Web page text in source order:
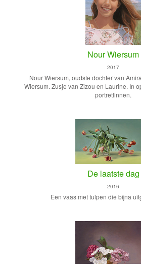
Nour Wiersum
2017
Nour Wiersum, oudste dochter van
Wiersum. Zusje van Zizou en Laurine. In
portretlinnen.
De laatste dag
2016
Een vaas met tulpen die bijna